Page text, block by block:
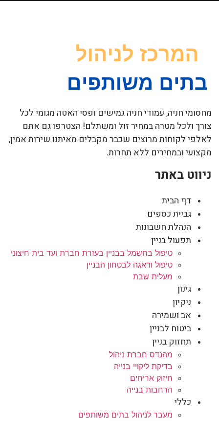
מחסומי חניה, עמודי חניה גמישים ופסי האטה מגומי לכל
צורך ולכל מטרה במחיר זול ומשתלם! הצטרפו גם אתם
לאלפי לקוחות מרוצים שכבר מקבלים מאיתנו שירות אמין,
מקצועי ובמחירים ללא תחרות.
ניווט באתר
דף הבית
גביית כספים
הנהלת חשבונות
תפעול בניין
טיפול בחשמל בבניין בעזרת חברת ועד בית חיצוני
טיפול ודאגה לבטחון הבניין
מעלית שבת
גינון
ניקיון
אב ושמירה
ביטוח לבניין
תחזוק בניין
מהנדס חברת ניהול
בדיקת ליקויי בנייה
חיזוק אריחים
הרחבות בנייה
כללי
מעבר לניהול בתים משותפים